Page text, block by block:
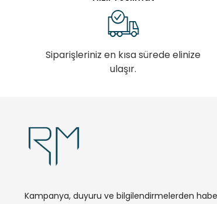
Siparişleriniz en kısa sürede elinize
ulaşır.
Kampanya, duyuru ve bilgilendirmelerden